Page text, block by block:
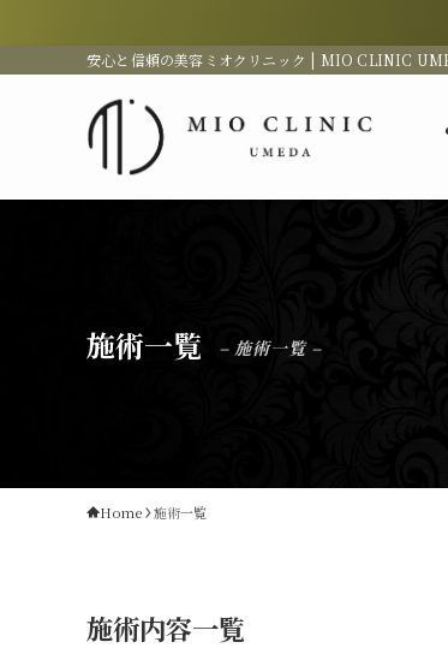
安心と信頼の美容ミオクリニック | MIO CLINIC
施術一覧 – 施術一覧 –
Home 施術一覧
施術内容一覧